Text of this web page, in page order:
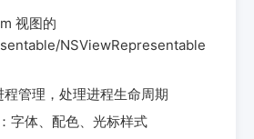
视图的
NSViewRepresentable
管理，处理进程生命周期
字体、配色、光标样式